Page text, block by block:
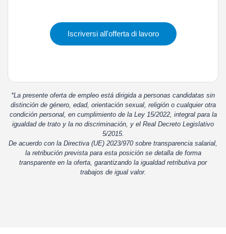
Iscriversi all'offerta di lavoro
*La presente oferta de empleo está dirigida a personas candidatas sin
distinción de género, edad, orientación sexual, religión o cualquier otra
condición personal, en cumplimiento de la Ley 15/2022, integral para la
igualdad de trato y la no discriminación, y el Real Decreto Legislativo
5/2015.
De acuerdo con la Directiva (UE) 2023/970 sobre transparencia salarial,
la retribución prevista para esta posición se detalla de forma
transparente en la oferta, garantizando la igualdad retributiva por
trabajos de igual valor.